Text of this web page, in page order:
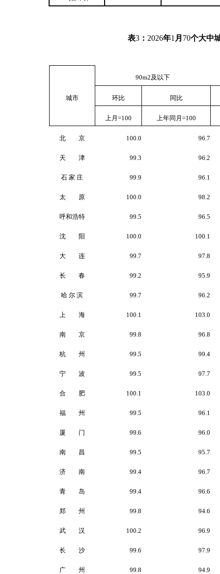
表3 ： 2026年1 月 70个大中
城市
90m2及以下
环比 同比
上月 =100 上年同月 =100
北 京 100.0 96.7
天 津 99.3 96.2
石 家 庄 99.9 96.1
太 原 100.0 98.2
呼和浩特 99.5 96.5
沈 阳 100.0 100.1
大 连 99.7 97.8
长 春 99.2 95.9
哈 尔 滨 99.7 96.2
上 海 100.1 103.0
南 京 99.8 96.8
杭 州 99.5 99.4
宁 波 99.5 97.7
合 肥 100.1 103.0
福 州 99.5 96.1
厦 门 99.6 96.0
南 昌 99.5 95.7
济 南 99.4 96.7
青 岛 99.4 96.6
郑 州 99.8 94.6
武 汉 100.2 96.9
长 沙 99.6 97.9
广 州 99.8 94.9